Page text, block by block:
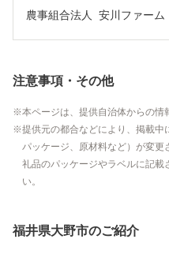
農事組合法人  安川ファーム
注意事項・その他
本ページは、提供自治体からの情
提供元の都合などにより、掲載中
パッケージ、原材料など）が変更
礼品のパッケージやラベルに記載
い。
福井県大野市のご紹介